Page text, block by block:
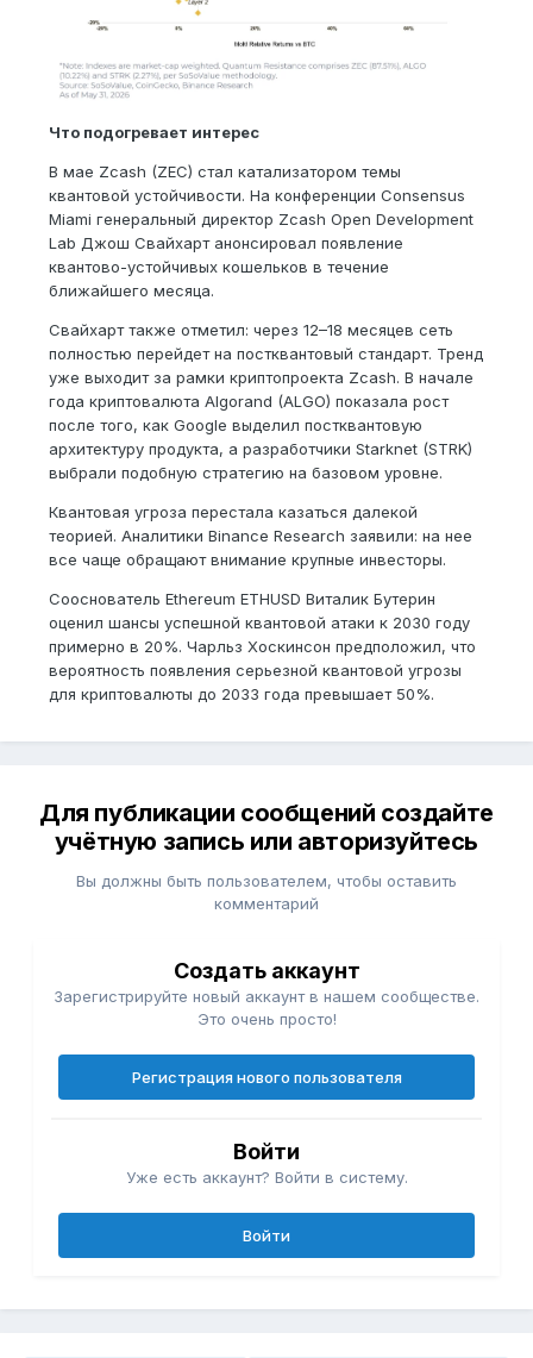
Что подогревает интерес
В мае Zcash (ZEC) стал катализатором темы
квантовой устойчивости. На конференции Consensus
Miami генеральный директор Zcash Open Development
Lab Джош Свайхарт анонсировал появление
квантово-устойчивых кошельков в течение
ближайшего месяца.
Свайхарт также отметил: через 12–18 месяцев сеть
полностью перейдет на постквантовый стандарт. Тренд
уже выходит за рамки криптопроекта Zcash. В начале
года криптовалюта Algorand (ALGO) показала рост
после того, как Google выделил постквантовую
архитектуру продукта, а разработчики Starknet (STRK)
выбрали подобную стратегию на базовом уровне.
Квантовая угроза перестала казаться далекой
теорией. Аналитики Binance Research заявили: на нее
все чаще обращают внимание крупные инвесторы.
Сооснователь Ethereum ETHUSD Виталик Бутерин
оценил шансы успешной квантовой атаки к 2030 году
примерно в 20%. Чарльз Хоскинсон предположил, что
вероятность появления серьезной квантовой угрозы
для криптовалюты до 2033 года превышает 50%.
Для публикации сообщений создайте
учётную запись или авторизуйтесь
Вы должны быть пользователем, чтобы оставить
комментарий
Создать аккаунт
Зарегистрируйте новый аккаунт в нашем сообществе.
Это очень просто!
Регистрация нового пользователя
Войти
Уже есть аккаунт? Войти в систему.
Войти